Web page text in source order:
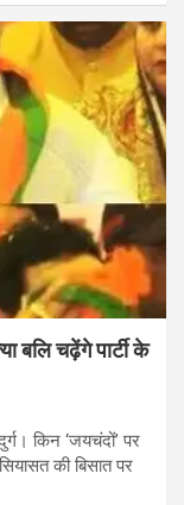
बलि चढ़ेंगे पार्टी के
किन ‘जयचंदों’ पर
की बिसात पर